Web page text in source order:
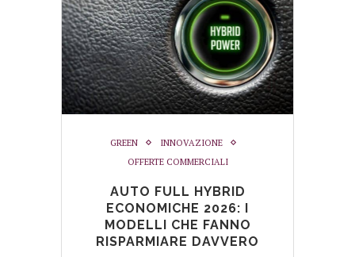
GREEN
INNOVAZIONE
OFFERTE COMMERCIALI
AUTO FULL HYBRID
ECONOMICHE 2026: I
MODELLI CHE FANNO
RISPARMIARE DAVVERO